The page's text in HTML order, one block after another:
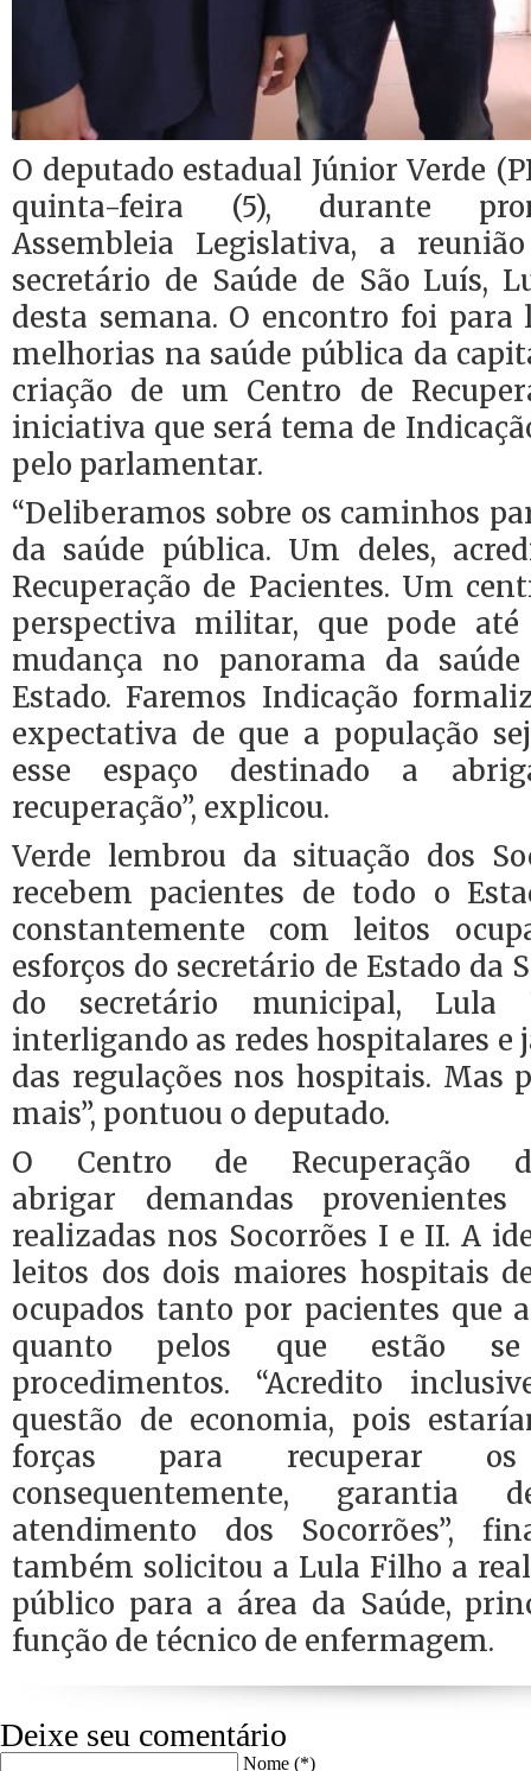
O deputado estadual Júnior Verde
quinta-feira (5), durante
Assembleia Legislativa, a
secretário de Saúde de São Luís,
desta semana. O encontro foi para
melhorias na saúde pública da
criação de um Centro de
iniciativa que será tema de
pelo parlamentar.
“Deliberamos sobre os caminhos
da saúde pública. Um deles,
Recuperação de Pacientes. Um
perspectiva militar, que pode
mudança no panorama da
Estado. Faremos Indicação
expectativa de que a população
esse espaço destinado a
recuperação”, explicou.
Verde lembrou da situação dos
recebem pacientes de todo o
constantemente com leitos
esforços do secretário de Estado da
do secretário municipal, Lula
interligando as redes hospitalares e
das regulações nos hospitais. Mas
mais”, pontuou o deputado.
O Centro de Recuperação
abrigar demandas
realizadas nos Socorrões I e II. A
leitos dos dois maiores hospitais
ocupados tanto por pacientes que
quanto pelos que estão se
procedimentos. “Acredito
questão de economia, pois
forças para recuperar
consequentemente,
atendimento dos Socorrões”,
também solicitou a Lula Filho a
público para a área da Saúde,
função de técnico de enfermagem.
Deixe seu comentário
Nome (*)